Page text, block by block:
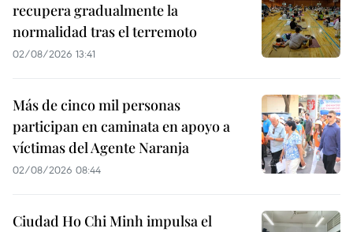
recupera gradualmente la
normalidad tras el terremoto
02/08/2026 13:41
Más de cinco mil personas
participan en caminata en apoyo a
víctimas del Agente Naranja
02/08/2026 08:44
Ciudad Ho Chi Minh impulsa el